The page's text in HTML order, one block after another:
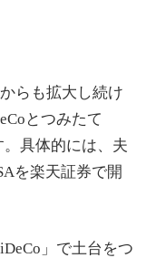
らも拡大し続け
とつみたて
具体的には、夫
を楽天証券で開
」で土台をつ